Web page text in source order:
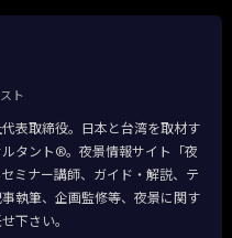
ト
表取締役。日本と台湾を取材す
タント®。夜景情報サイト「夜
ミナー講師、ガイド・解説、テ
執筆、企画監修等、夜景に関す
下さい。